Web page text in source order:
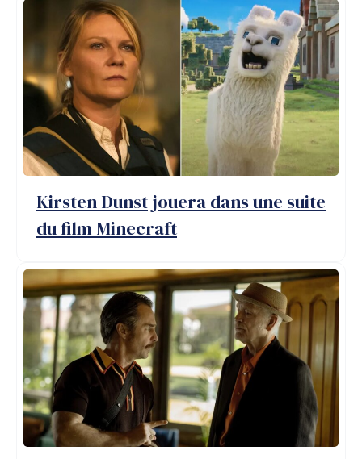
Kirsten Dunst jouera dans une suite
du film Minecraft